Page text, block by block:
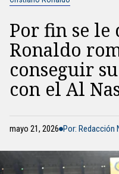
Por fin se le
Ronaldo
conseguir
con el Al
mayo 21, 2026 Por: Redacción